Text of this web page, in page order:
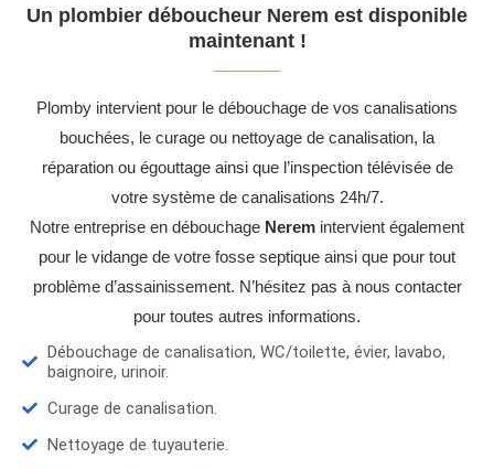
Un plombier déboucheur Nerem est disponible
maintenant !
Plomby intervient pour le débouchage de vos canalisations
bouchées, le curage ou nettoyage de canalisation, la
réparation ou égouttage ainsi que l’inspection télévisée de
votre système de canalisations 24h/7.
Notre entreprise en débouchage Nerem intervient également
pour le vidange de votre fosse septique ainsi que pour tout
problème d’assainissement. N’hésitez pas à nous contacter
pour toutes autres informations.
Débouchage de canalisation, WC/toilette, évier, lavabo,
baignoire, urinoir.
Curage de canalisation.
Nettoyage de tuyauterie.